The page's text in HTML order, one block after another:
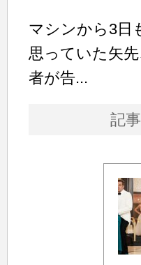
マシンから3日
思っていた矢
者が告...
記